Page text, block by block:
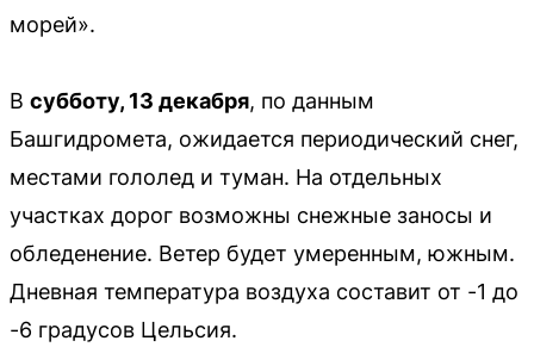
морей».
В субботу, 13 декабря, по данным
Башгидромета, ожидается периодический снег,
местами гололед и туман. На отдельных
участках дорог возможны снежные заносы и
обледенение. Ветер будет умеренным, южным.
Дневная температура воздуха составит от -1 до
-6 градусов Цельсия.